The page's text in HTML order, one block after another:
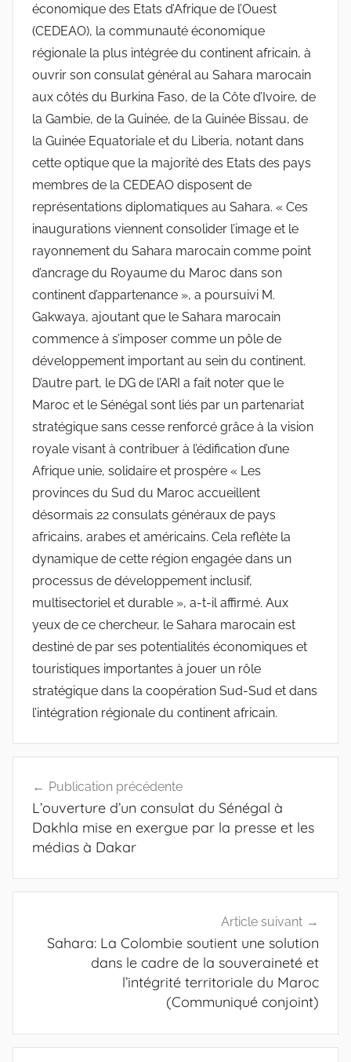
économique des Etats d’Afrique de l’Ouest
(CEDEAO), la communauté économique
régionale la plus intégrée du continent africain, à
ouvrir son consulat général au Sahara marocain
aux côtés du Burkina Faso, de la Côte d’Ivoire, de
la Gambie, de la Guinée, de la Guinée Bissau, de
la Guinée Equatoriale et du Liberia, notant dans
cette optique que la majorité des Etats des pays
membres de la CEDEAO disposent de
représentations diplomatiques au Sahara. « Ces
inaugurations viennent consolider l’image et le
rayonnement du Sahara marocain comme point
d’ancrage du Royaume du Maroc dans son
continent d’appartenance », a poursuivi M.
Gakwaya, ajoutant que le Sahara marocain
commence à s’imposer comme un pôle de
développement important au sein du continent.
D’autre part, le DG de l’ARI a fait noter que le
Maroc et le Sénégal sont liés par un partenariat
stratégique sans cesse renforcé grâce à la vision
royale visant à contribuer à l’édification d’une
Afrique unie, solidaire et prospère « Les
provinces du Sud du Maroc accueillent
désormais 22 consulats généraux de pays
africains, arabes et américains. Cela reflète la
dynamique de cette région engagée dans un
processus de développement inclusif,
multisectoriel et durable », a-t-il affirmé. Aux
yeux de ce chercheur, le Sahara marocain est
destiné de par ses potentialités économiques et
touristiques importantes à jouer un rôle
stratégique dans la coopération Sud-Sud et dans
l’intégration régionale du continent africain.
de
l’article
Publication précédente
L’ouverture d’un consulat du Sénégal à
Dakhla mise en exergue par la presse et les
médias à Dakar
Article suivant
Sahara: La Colombie soutient une solution
dans le cadre de la souveraineté et
l’intégrité territoriale du Maroc
(Communiqué conjoint)